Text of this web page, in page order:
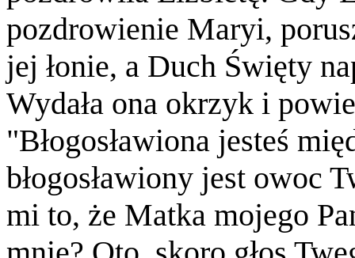
pozdrowienie Maryi,
jej łonie, a Duch Święty
Wydała ona okrzyk i
"Błogosławiona jesteś
błogosławiony jest owoc
mi to, że Matka mojego